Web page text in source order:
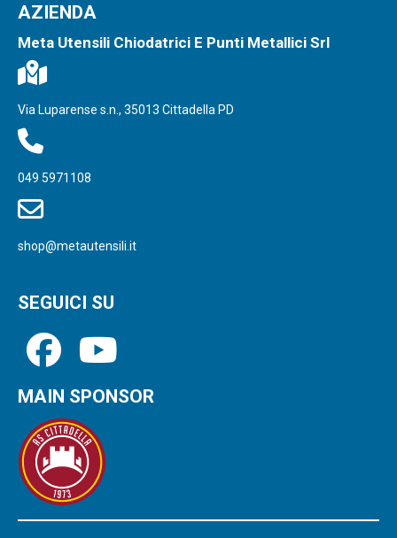
AZIENDA
Meta Utensili Chiodatrici E Punti Metallici Srl
Via Luparense s.n., 35013 Cittadella PD
049 5971108
shop@metautensili.it
SEGUICI SU
MAIN SPONSOR